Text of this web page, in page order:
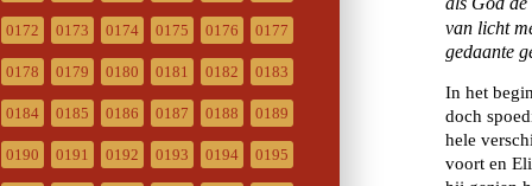
0172 0173 0174 0175 0176 0177
0178 0179 0180 0181 0182 0183
0184 0185 0186 0187 0188 0189
0190 0191 0192 0193 0194 0195